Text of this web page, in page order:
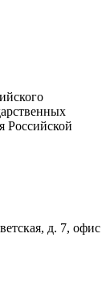
Российской
д. 7, офис